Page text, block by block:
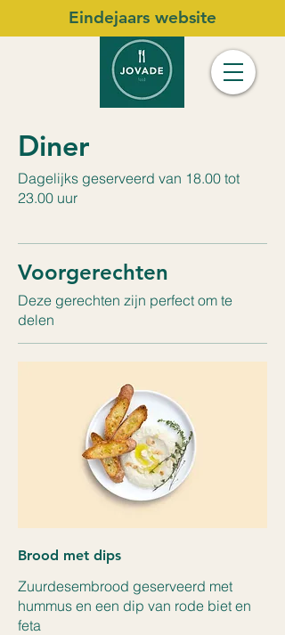
Eindejaars website
Diner
Dagelijks geserveerd van 18.00 tot
23.00 uur
Voorgerechten
Deze gerechten zijn perfect om te
delen
Brood met dips
Zuurdesembrood geserveerd met
hummus en een dip van rode biet en
feta